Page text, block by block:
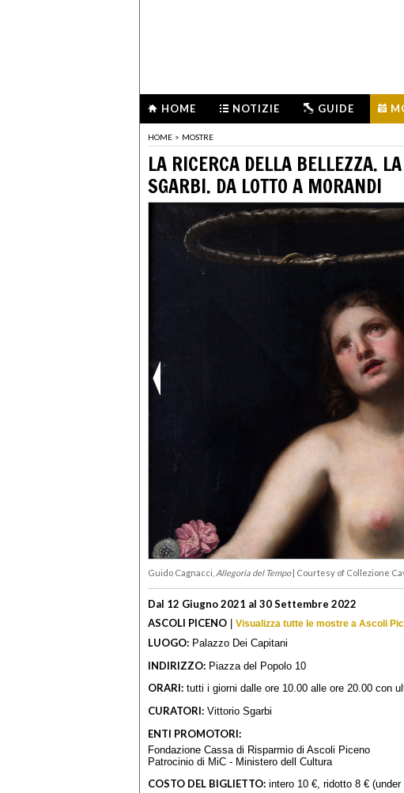
HOME NOTIZIE GUIDE
HOME > MOSTRE
LA RICERCA DELLA BELLEZZA.
SGARBI. DA LOTTO A MORANDI
Guido Cagnacci, Allegoria del Tempo| Courtesy of Collezione
Dal 12 Giugno 2021 al 30 Settembre 2022
ASCOLI PICENO | Visualizza tutte le mostre a Ascoli
LUOGO: Palazzo Dei Capitani
INDIRIZZO: Piazza del Popolo 10
ORARI: tutti i giorni dalle ore 10.00 alle ore 20.00 con
CURATORI: Vittorio Sgarbi
ENTI PROMOTORI:
Fondazione Cassa di Risparmio di Ascoli Piceno
Patrocinio di MiC - Ministero dell Cultura
COSTO DEL BIGLIETTO: intero 10 €, ridotto 8 €